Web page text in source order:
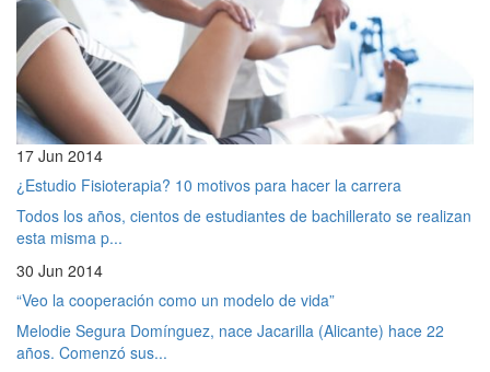
17 Jun 2014
¿Estudio Fisioterapia? 10 motivos para hacer la carrera
Todos los años, cientos de estudiantes de bachillerato se realizan
esta misma p...
30 Jun 2014
“Veo la cooperación como un modelo de vida”
Melodie Segura Domínguez, nace Jacarilla (Alicante) hace 22
años. Comenzó sus...